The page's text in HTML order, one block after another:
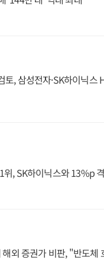
, 삼성전자·SK하이닉스
, SK하이닉스와 13%p
외 증권가 비판, "반도체